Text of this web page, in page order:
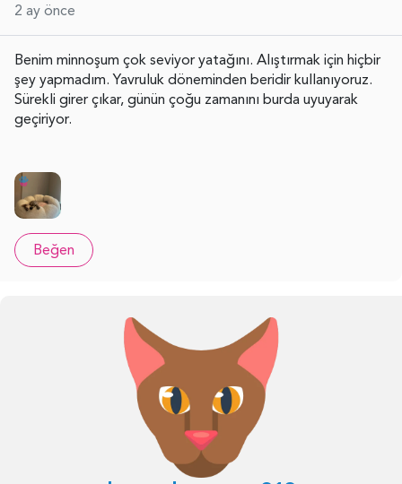
2 ay önce
Benim minnoşum çok seviyor yatağını. Alıştırmak için hiçbir
şey yapmadım. Yavruluk döneminden beridir kullanıyoruz.
Sürekli girer çıkar, günün çoğu zamanını burda uyuyarak
geçiriyor.
Beğen